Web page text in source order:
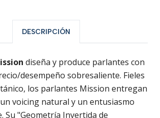
DESCRIPCIÓN
diseña y produce parlantes con
desempeño sobresaliente. Fieles
los parlantes Mission entregan
voicing natural y un entusiasmo
Su "Geometría Invertida de